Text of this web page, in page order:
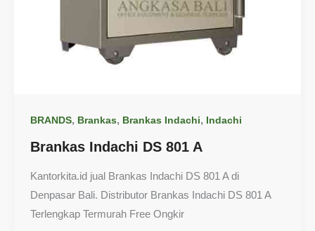
BRANDS, Brankas, Brankas Indachi, Indachi
Brankas Indachi DS 801 A
Kantorkita.id jual Brankas Indachi DS 801 A di
Denpasar Bali. Distributor Brankas Indachi DS 801 A
Terlengkap Termurah Free Ongkir